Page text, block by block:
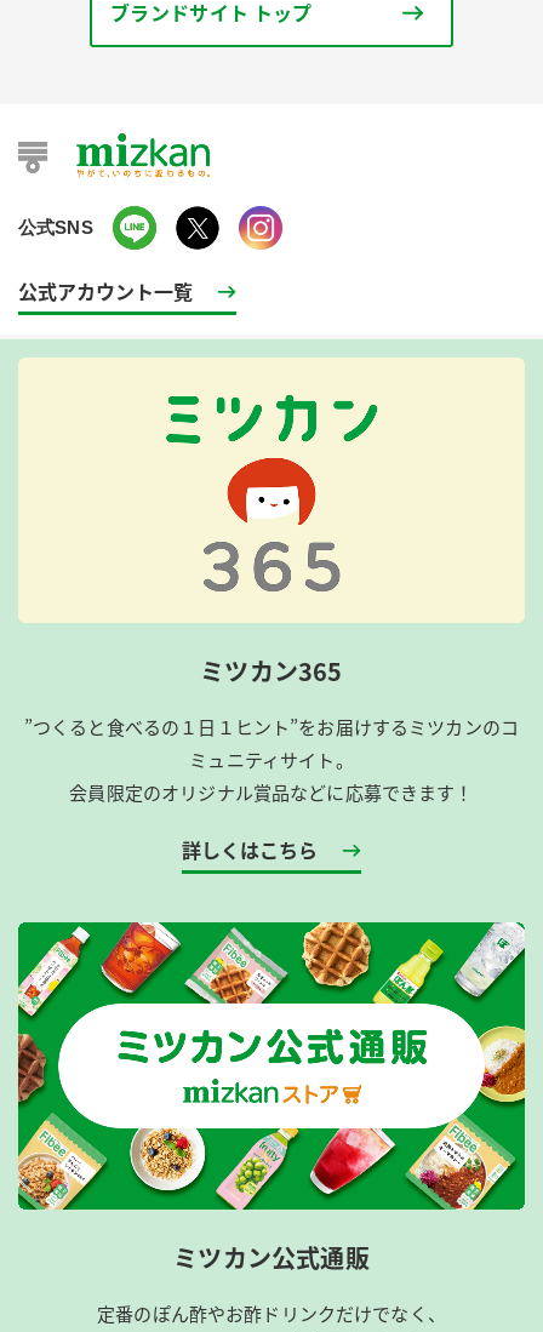
ブランドサイト トップ
公式SNS
公式アカウント一覧
ミツカン365
”つくると食べるの１日１ヒント”をお届けするミツカンのコ
ミュニティサイト。
会員限定のオリジナル賞品などに応募できます！
詳しくはこちら
ミツカン公式通販
定番のぽん酢やお酢ドリンクだけでなく、